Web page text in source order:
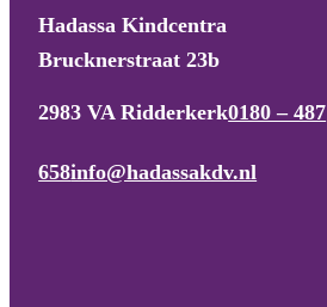
Hadassa Kindcentra
Brucknerstraat 23b
2983 VA Ridderkerk0180 – 487
658info@hadassakdv.nl